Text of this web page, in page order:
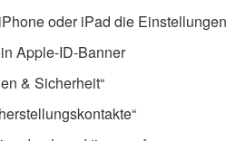
oder iPad die Einstellungen
Apple-ID-Banner
& Sicherheit“